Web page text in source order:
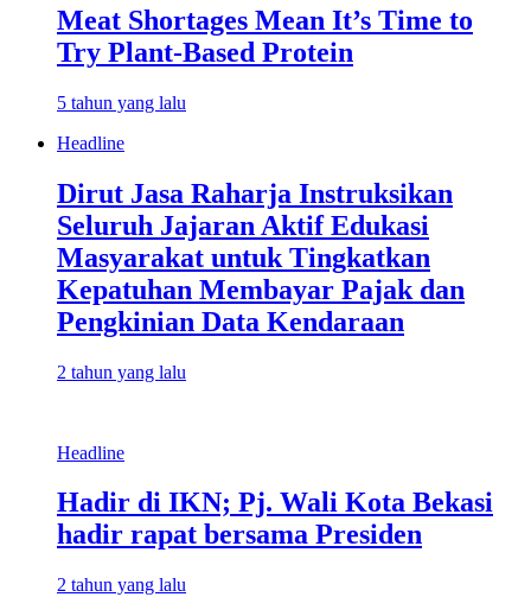
Meat Shortages Mean It’s Time to
Try Plant-Based Protein
5 tahun yang lalu
Headline
Dirut Jasa Raharja Instruksikan
Seluruh Jajaran Aktif Edukasi
Masyarakat untuk Tingkatkan
Kepatuhan Membayar Pajak dan
Pengkinian Data Kendaraan
2 tahun yang lalu
Headline
Hadir di IKN; Pj. Wali Kota Bekasi
hadir rapat bersama Presiden
2 tahun yang lalu